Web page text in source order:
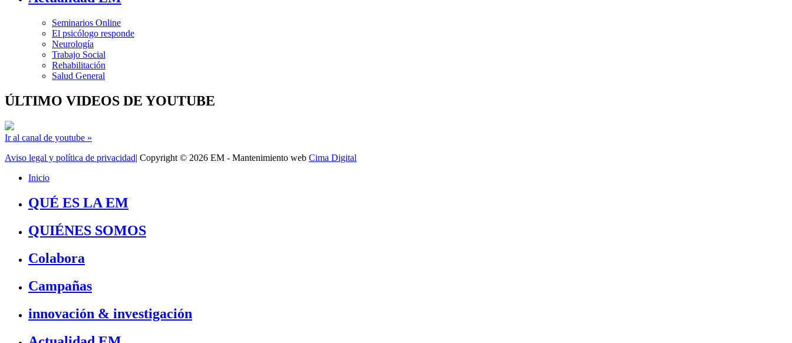
Seminarios Online
El psicólogo responde
Neurología
Trabajo Social
Rehabilitación
Salud General
ÚLTIMO VIDEOS DE YOUTUBE
Ir al canal de youtube »
Aviso legal y política de privacidad| Copyright © 2026 EM - Mantenimiento web Cima Digital
Inicio
QUÉ ES LA EM
QUIÉNES SOMOS
Colabora
Campañas
innovación & investigación